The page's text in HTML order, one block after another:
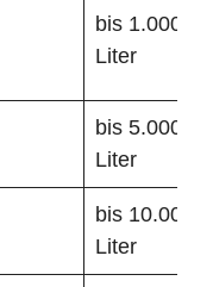
bis 1.000
Liter
bis 5.000
Liter
bis 10.000
Liter